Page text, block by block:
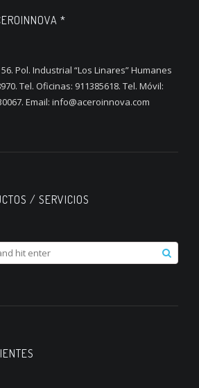
*
Pol. Industrial “Los Linares” Humanes
Tel. Oficinas: 911385618. Tel. Móvil:
Email: info@aceroinnova.com
/ SERVICIOS